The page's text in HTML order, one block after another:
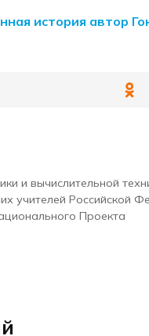
история автор
и вычислительной
учителей Российской
Проекта